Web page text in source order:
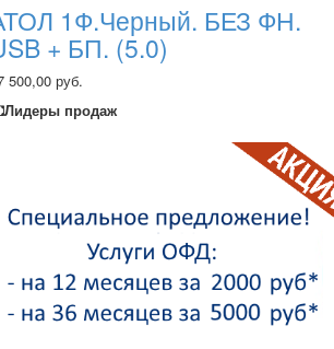
1Ф.Черный. БЕЗ ФН.
+ БП. (5.0)
500,00 руб.
Лидеры продаж